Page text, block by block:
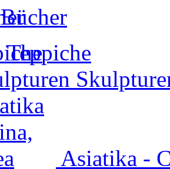
Bücher
Teppiche
Asiatika -